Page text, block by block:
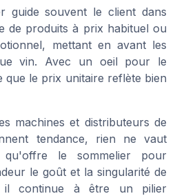
guide souvent le client dans
de produits à prix habituel ou
, mettant en avant les
vin. Avec un oeil pour le
que le prix unitaire reflète bien
machines et distributeurs de
tendance, rien ne vaut
qu'offre le sommelier pour
le goût et la singularité de
il continue à être un pilier